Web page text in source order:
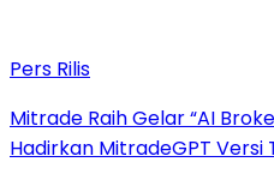
Pers Rilis
Mitrade Raih Gelar “AI
Hadirkan MitradeGPT Versi